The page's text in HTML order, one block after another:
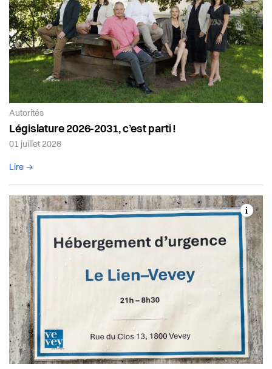
Article de la catégorie:
Autorités
Législature 2026-2031, c’est parti !
01 juillet 2026
Lire →